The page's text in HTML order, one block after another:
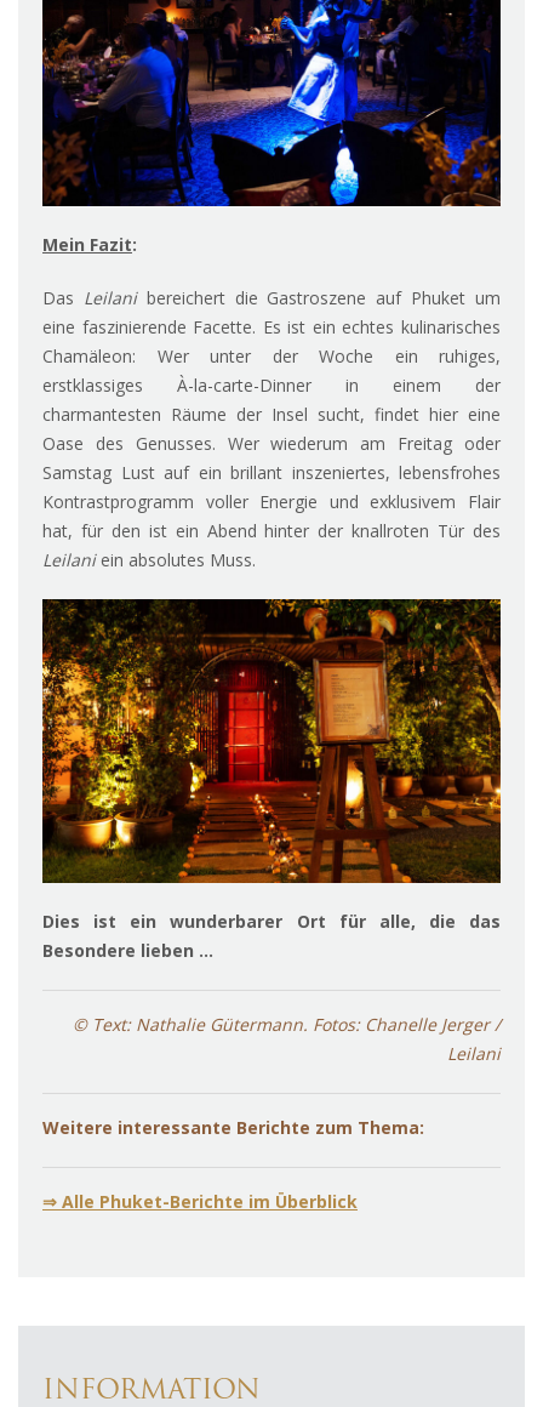
Mein Fazit:
Das Leilanibereichert die Gastroszene auf Phuket um
eine faszinierende Facette. Es ist ein echtes kulinarisches
Chamäleon: Wer unter der Woche ein ruhiges,
erstklassiges À-la-carte-Dinner in einem der
charmantesten Räume der Insel sucht, findet hier eine
Oase des Genusses. Wer wiederum am Freitag oder
Samstag Lust auf ein brillant inszeniertes, lebensfrohes
Kontrastprogramm voller Energie und exklusivem Flair
hat, für den ist ein Abend hinter der knallroten Tür des
Leilaniein absolutes Muss.
Dies ist ein wunderbarer Ort für alle, die das
Besondere lieben …
© Text: Nathalie Gütermann. Fotos: Chanelle Jerger /
Leilani
Weitere interessante Berichte zum Thema:
⇒ Alle Phuket-Berichte im Überblick
INFORMATION